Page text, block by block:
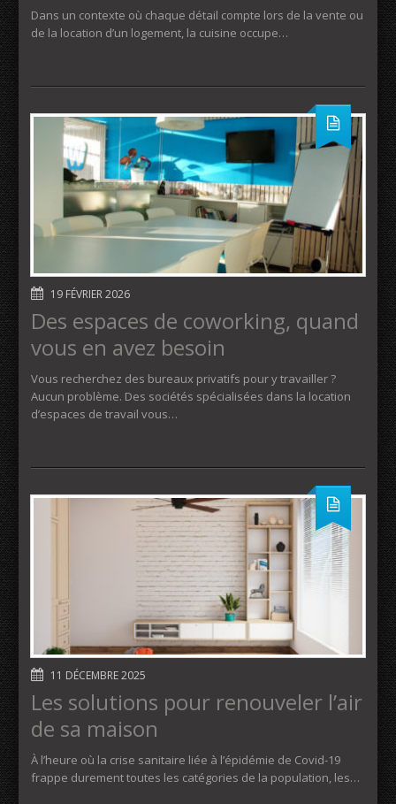
Dans un contexte où chaque détail compte lors de la vente ou
de la location d’un logement, la cuisine occupe…
19 FÉVRIER 2026
Des espaces de coworking, quand
vous en avez besoin
Vous recherchez des bureaux privatifs pour y travailler ?
Aucun problème. Des sociétés spécialisées dans la location
d’espaces de travail vous…
11 DÉCEMBRE 2025
Les solutions pour renouveler l’air
de sa maison
À l’heure où la crise sanitaire liée à l’épidémie de Covid-19
frappe durement toutes les catégories de la population, les…